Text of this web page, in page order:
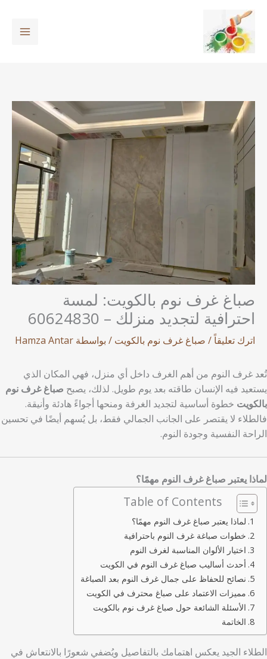
تخطي
المحتوى
صباغ غرف نوم بالكويت: لمسة
احترافية لتجديد منزلك – 60624830
اترك تعليقاً/ صباغ غرف نوم بالكويت / بواسطة Hamza Antar
تُعد غرف النوم من أهم الغرف داخل أي منزل، فهي المكان الذي
يستعيد فيه الإنسان طاقته بعد يوم طويل. لذلك، يصبح صباغ غرف نوم
بالكويت خطوة أساسية لتجديد الغرفة ومنحها أجواءً هادئة وأنيقة.
فالطلاء لا يقتصر على الجانب الجمالي فقط، بل يُسهم أيضًا في تحسين
الراحة النفسية وجودة النوم.
لماذا يعتبر صباغ غرف النوم مهمًا؟
Table of Contents
لماذا يعتبر صباغ غرف النوم مهمًا؟
خطوات صباغة غرف النوم باحترافية
اختيار الألوان المناسبة لغرف النوم
أحدث أساليب صباغ غرف النوم في الكويت
نصائح للحفاظ على جمال غرف النوم بعد الصباغة
مميزات الاعتماد على صباغ محترف في الكويت
الأسئلة الشائعة حول صباغ غرف نوم بالكويت
الخاتمة
الطلاء الجيد يعكس اهتمامك بالتفاصيل ويُضفي شعورًا بالانتعاش في